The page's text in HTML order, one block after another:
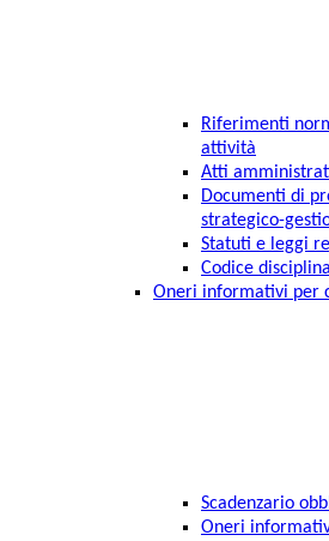
Riferimenti
attività
Atti
Documenti di
strategico-
Statuti e leggi
Codice
Oneri informativi per
Scadenzario
Oneri